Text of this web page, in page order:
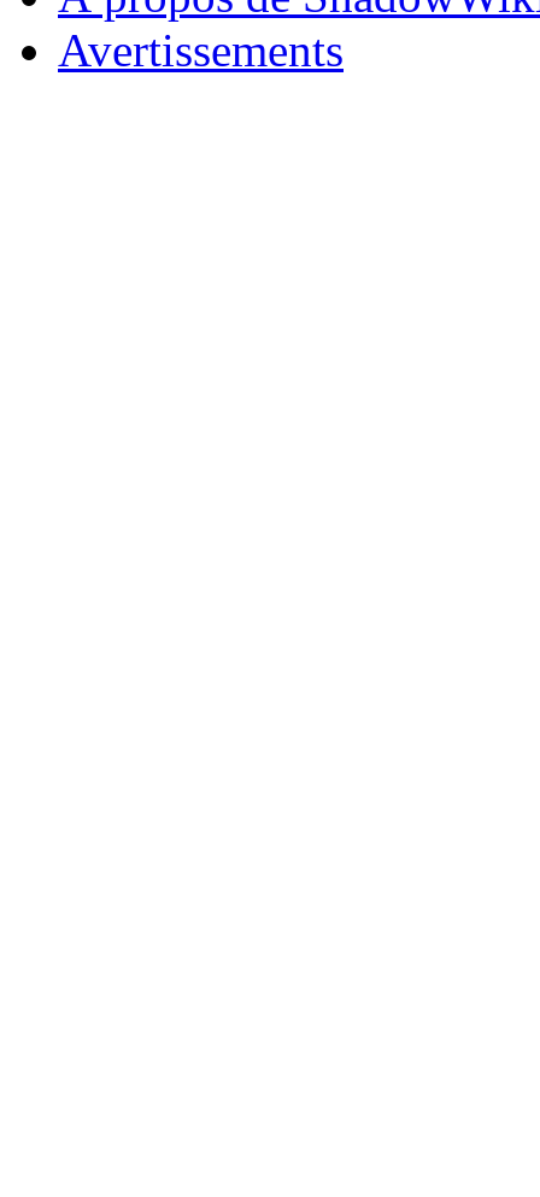
Avertissements